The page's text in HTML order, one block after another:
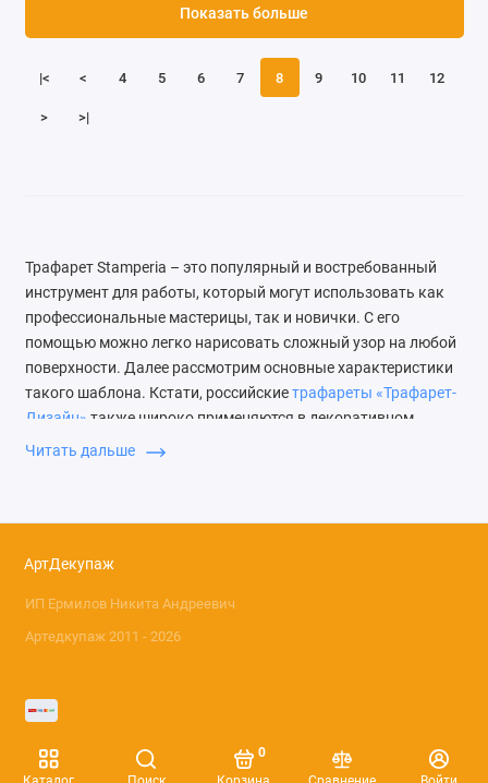
0
|< < 4 5 6 7 8 9 10 11 12
> >|
Показать больше
Трафарет Stamperia – это популярный и востребованный
инструмент для работы, который могут использовать как
профессиональные мастерицы, так и новички. С его
помощью можно легко нарисовать сложный узор на любой
поверхности. Далее рассмотрим основные характеристики
такого шаблона. Кстати, российскиетрафареты «Трафарет-
Дизайн» также широко применяются в декоративном
творчестве, с их ассортиментом можно ознакомиться в
Как использовать трафарет
Stamperia
Шаблоны от итальянского производителя изготовлены из
термопластика, обладающего повышенными
Stamperia трафареты, заказать которые можно в нашем
интернет-магазине, имеют ряд неоспоримых преимуществ:
мягкость;
Читать дальше
АртДекупаж
ИП Ермилов Никита Андреевич
Артедкупаж 2011 - 2026